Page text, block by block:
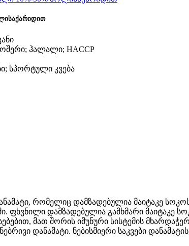
ჰალალი; HACCP
სპორტული კვება
რომელიც დამზადებულია მაიტაკე
დამზადებულია გამხმარი მაიტაკე
მათ შორის იმუნური სისტემის
დანამატი. ნებისმიერი საკვები